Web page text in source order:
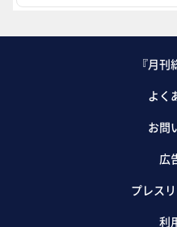
『月
よく
お問
広
プレス
利